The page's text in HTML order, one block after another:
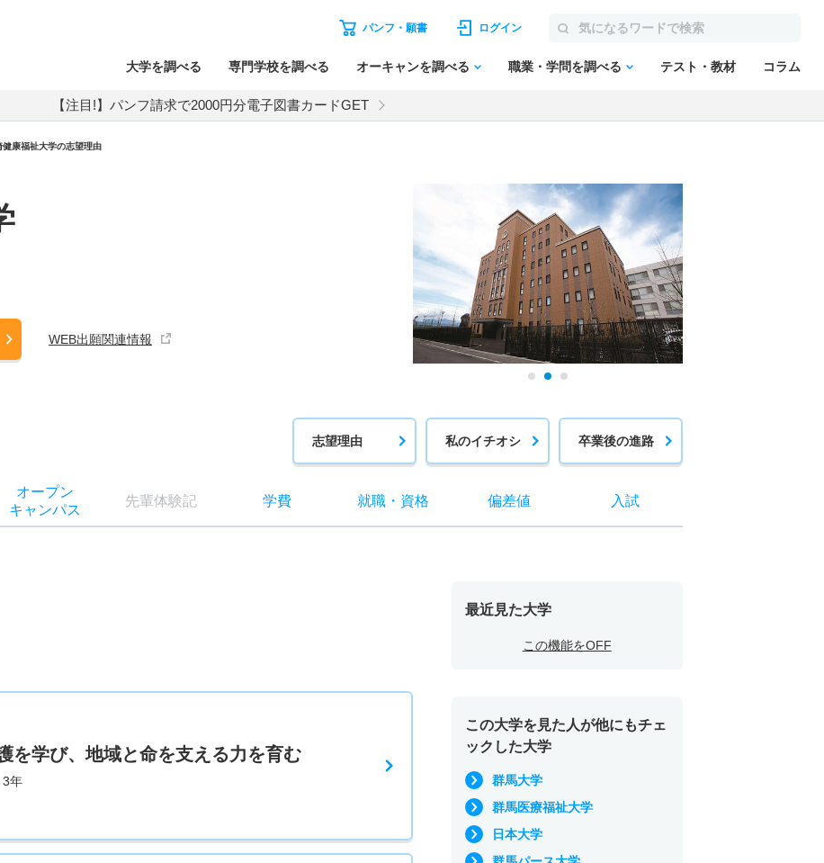
パンフ・願書 ログイン
大学を調べる 専門学校を調べる オーキャンを調べる 職業・学問を調べる テスト・教材 コラム
【注目!】パンフ請求で2000円分電子図書カードGET
健康福祉大学の志望理由
WEB出願関連情報
志望理由 私のイチオシ 卒業後の進路
オープン
キャンパス
先輩体験記 学費 就職・ 資格 偏差値 入試
を学び、地域と命を支える力を育む
3年
最近見た大学
この機能をOFF
この大学を見た人が他にもチェ
ックした大学
群馬大学
群馬医療福祉大学
日本大学